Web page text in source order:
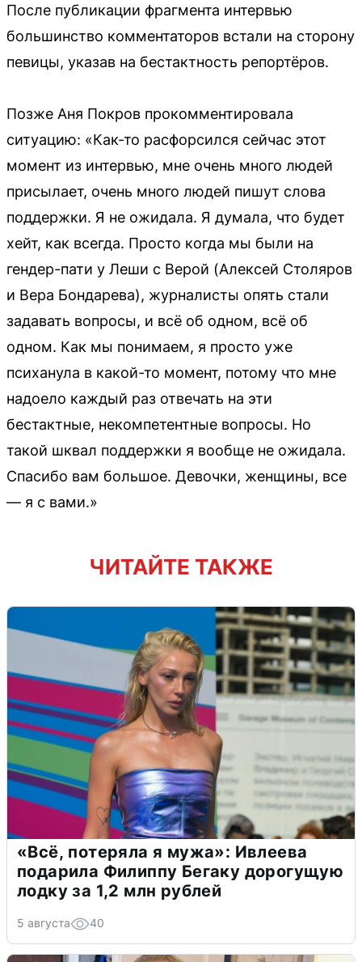
После публикации фрагмента интервью
большинство комментаторов встали на сторону
певицы, указав на бестактность репортёров.
Позже Аня Покров прокомментировала
ситуацию: «Как-то расфорсился сейчас этот
момент из интервью, мне очень много людей
присылает, очень много людей пишут слова
поддержки. Я не ожидала. Я думала, что будет
хейт, как всегда. Просто когда мы были на
гендер-пати у Леши с Верой (Алексей Столяров
и Вера Бондарева), журналисты опять стали
задавать вопросы, и всё об одном, всё об
одном. Как мы понимаем, я просто уже
психанула в какой-то момент, потому что мне
надоело каждый раз отвечать на эти
бестактные, некомпетентные вопросы. Но
такой шквал поддержки я вообще не ожидала.
Спасибо вам большое. Девочки, женщины, все
— я с вами.»
ЧИТАЙТЕ ТАКЖЕ
«Всё, потеряла я мужа»: Ивлеева
подарила Филиппу Бегаку дорогущую
лодку за 1,2 млн рублей
5 августа 40